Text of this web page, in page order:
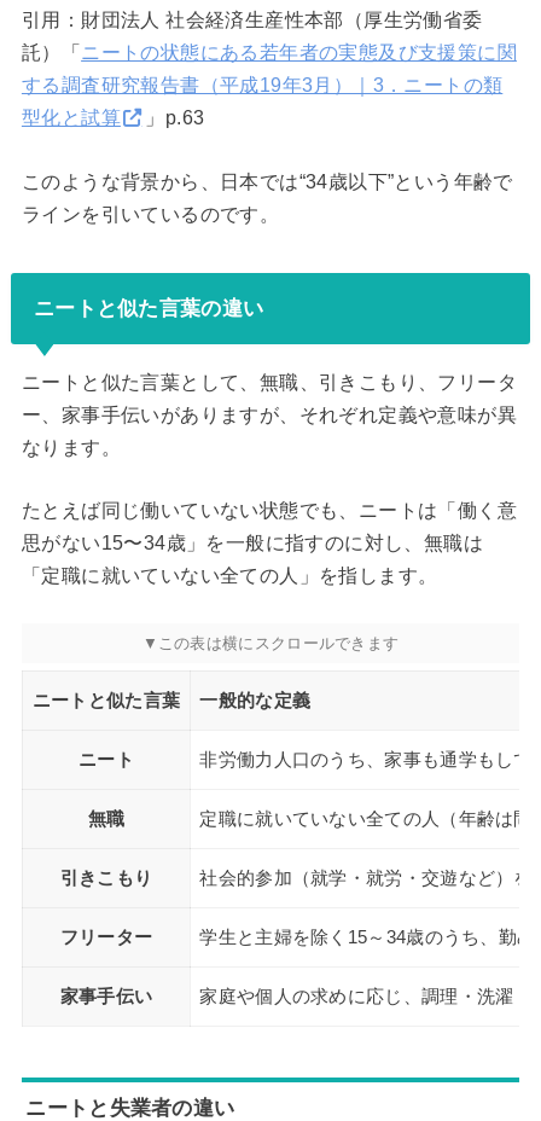
引用：財団法人 社会経済生産性本部（厚生労働省委
託）「 ニートの状態にある若年者の実態及び支援策に関
する調査研究報告書（平成19年3月）｜3．ニートの類
型化と試算
」p.63
このような背景から、日本では“34歳以下”という年齢で
ラインを引いているのです。
ニートと似た言葉の違い
ニートと似た言葉として、無職、引きこもり、フリータ
ー、家事手伝いがありますが、それぞれ定義や意味が異
なります。
たとえば同じ働いていない状態でも、ニートは「働く意
思がない15〜34歳」を一般に指すのに対し、無職は
「定職に就いていない全ての人」を指します。
ニートと似た言葉 一般的な定義
ニート 非労働力人口のうち、家事も通学もして
無職 定職に就いていない全ての人（年齢は問
引きこもり 社会的参加（就学・就労・交遊など）
フリーター 学生と主婦を除く15～34歳のうち、勤
家事手伝い 家庭や個人の求めに応じ、調理・洗濯・
ニートと失業者の違い